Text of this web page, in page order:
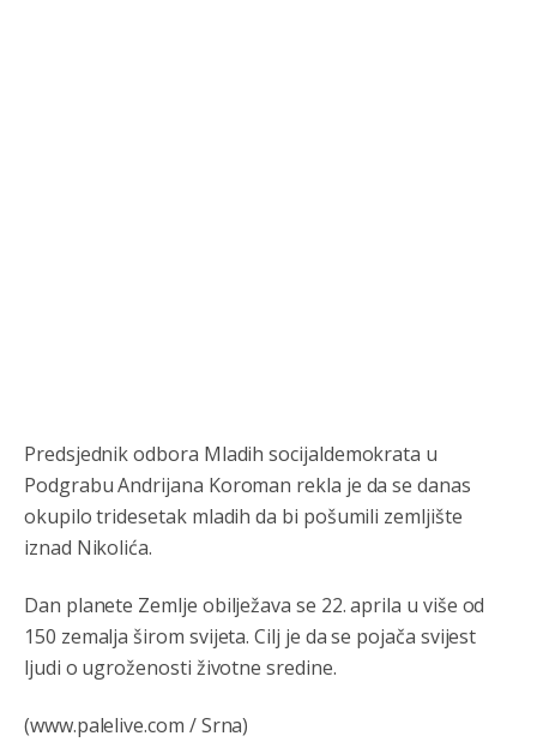
Predsjednik odbora Mladih socijaldemokrata u
Podgrabu Andrijana Koroman rekla je da se danas
okupilo tridesetak mladih da bi pošumili zemljište
iznad Nikolića.
Dan planete Zemlje obilježava se 22. aprila u više od
150 zemalja širom svijeta. Cilj je da se pojača svijest
ljudi o ugroženosti životne sredine.
(www.palelive.com / Srna)
Анонимно2800426 јуче 2:05
Sto bogatiji-to skrtiji,sto tisi-to opasniji,sto pricivljiviji-to
veci prevarant...